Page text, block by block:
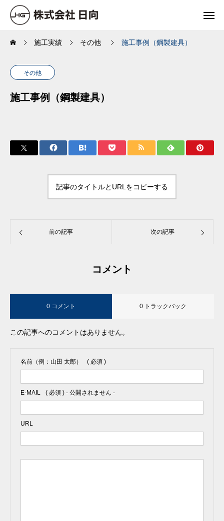
施工実績 その他 施工事例（鋼製建具）
その他
施工事例（鋼製建具）
記事のタイトルとURLをコピーする
前の記事 次の記事
コメント
0 コメント 0 トラックバック
この記事へのコメントはありません。
名前（例：山田 太郎） ( 必須 )
E-MAIL ( 必須 ) - 公開されません -
URL